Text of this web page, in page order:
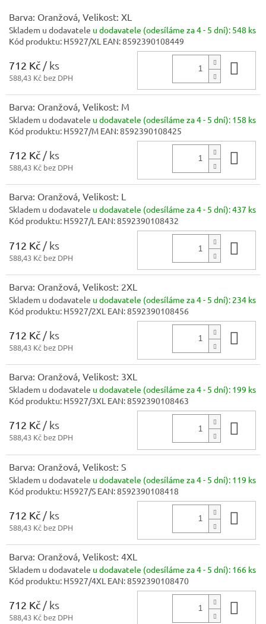
Barva: Oranžová, Velikost: XL
Skladem u dodavatele u dodavatele (odesíláme za 4 - 5 dní): 548 ks
Kód produktu: H5927/XL EAN:8592390108449
712 Kč / ks
588,43 Kč bez DPH
Barva: Oranžová, Velikost: M
Skladem u dodavatele u dodavatele (odesíláme za 4 - 5 dní): 158 ks
Kód produktu: H5927/M EAN:8592390108425
712 Kč / ks
588,43 Kč bez DPH
Barva: Oranžová, Velikost: L
Skladem u dodavatele u dodavatele (odesíláme za 4 - 5 dní):437 ks
Kód produktu: H5927/L EAN:8592390108432
712 Kč / ks
588,43 Kč bez DPH
Barva: Oranžová, Velikost: 2XL
Skladem u dodavatele u dodavatele (odesíláme za 4 - 5 dní): 234 ks
Kód produktu: H5927/2XL EAN:8592390108456
712 Kč / ks
588,43 Kč bez DPH
Barva: Oranžová, Velikost: 3XL
Skladem u dodavatele u dodavatele (odesíláme za 4 - 5 dní): 199 ks
Kód produktu: H5927/3XL EAN:8592390108463
712 Kč / ks
588,43 Kč bez DPH
Barva: Oranžová, Velikost: S
Skladem u dodavatele u dodavatele (odesíláme za 4 - 5 dní): 119 ks
Kód produktu: H5927/S EAN:8592390108418
712 Kč / ks
588,43 Kč bez DPH
Barva: Oranžová, Velikost: 4XL
Skladem u dodavatele u dodavatele (odesíláme za 4 - 5 dní): 166 ks
Kód produktu: H5927/4XL EAN:8592390108470
712 Kč / ks
588,43 Kč bez DPH